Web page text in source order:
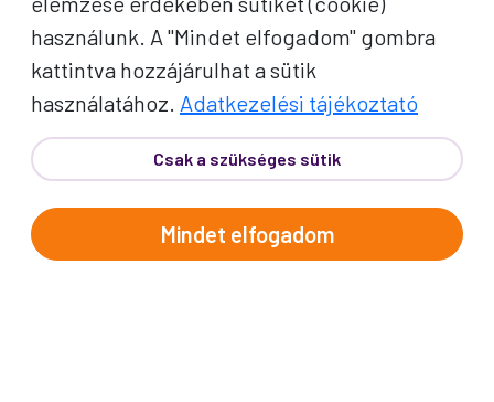
használunk. A "Mindet elfogadom" gombra
kattintva hozzájárulhat a sütik
használatához. Adatkezelési tájékoztató
Csak a szükséges sütik
Mindet elfogadom